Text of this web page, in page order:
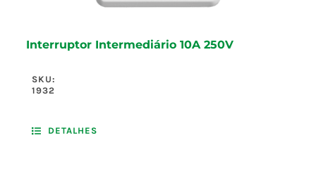
Interruptor Intermediário 10A 250V
SKU:
1932
DETALHES